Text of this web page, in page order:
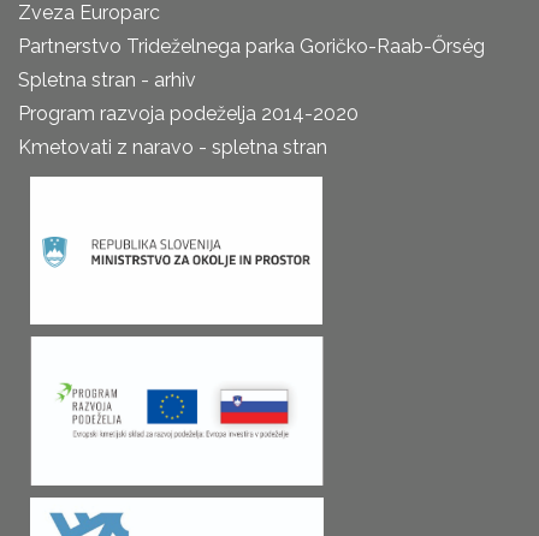
Zveza Europarc
Partnerstvo Trideželnega parka Goričko-Raab-Őrség
Spletna stran - arhiv
Program razvoja podeželja 2014-2020
Kmetovati z naravo - spletna stran